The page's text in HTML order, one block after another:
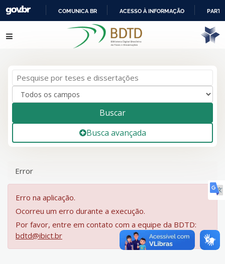
IR
PARA
COMUNICA BR ACESSO À INFORMAÇÃO
Pular para o conteúdo
Buscar
Busca avançada
Error
Erro na aplicação.
Ocorreu um erro durante a execução.
Por favor, entre em contato com a equipe da BDTD:
bdtd@ibict.br